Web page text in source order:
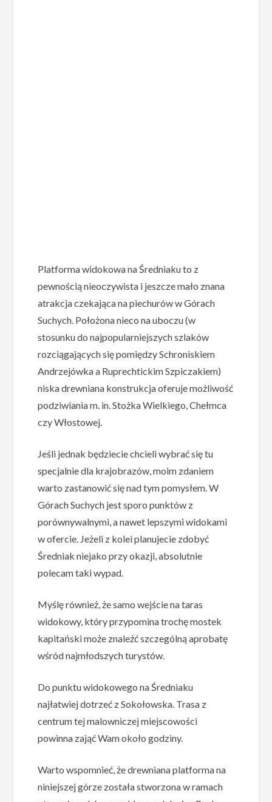
Platforma widokowa na Średniaku to z
pewnością nieoczywista i jeszcze mało znana
atrakcja czekająca na piechurów w Górach
Suchych. Położona nieco na uboczu (w
stosunku do najpopularniejszych szlaków
rozciągających się pomiędzy Schroniskiem
Andrzejówka a Ruprechtickim Szpiczakiem)
niska drewniana konstrukcja oferuje możliwość
podziwiania m. in. Stożka Wielkiego, Chełmca
czy Włostowej.
Jeśli jednak będziecie chcieli wybrać się tu
specjalnie dla krajobrazów, moim zdaniem
warto zastanowić się nad tym pomysłem. W
Górach Suchych jest sporo punktów z
porównywalnymi, a nawet lepszymi widokami
w ofercie. Jeżeli z kolei planujecie zdobyć
Średniak niejako przy okazji, absolutnie
polecam taki wypad.
Myślę również, że samo wejście na taras
widokowy, który przypomina trochę mostek
kapitański może znaleźć szczególną aprobatę
wśród najmłodszych turystów.
Do punktu widokowego na Średniaku
najłatwiej dotrzeć z Sokołowska. Trasa z
centrum tej malowniczej miejscowości
powinna zająć Wam około godziny.
Warto wspomnieć, że drewniana platforma na
niniejszej górze została stworzona w ramach